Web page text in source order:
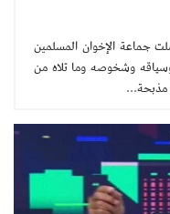
ذكرى اعتصام رابعة 2013؛ عملت جماعة الإخوان المسلمين
وشخوصه وما تلاه من
مذبحة...